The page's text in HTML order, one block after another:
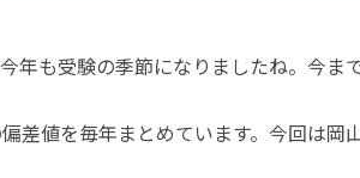
年も受験の季節になりましたね。今
差値を毎年まとめています。今回は岡